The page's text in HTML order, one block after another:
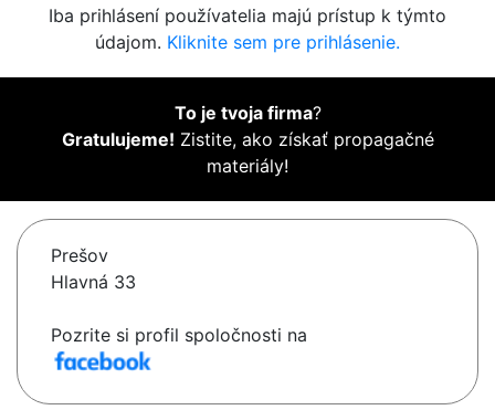
Iba prihlásení používatelia majú prístup k týmto
údajom. Kliknite sem pre prihlásenie.
To je tvoja firma?
Gratulujeme! Zistite, ako získať propagačné
materiály!
Prešov
Hlavná 33
Pozrite si profil spoločnosti na